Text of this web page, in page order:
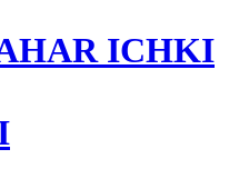
IСHKI